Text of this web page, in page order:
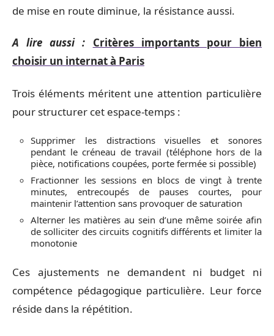
de mise en route diminue, la résistance aussi.
A lire aussi :
Critères importants pour bien
choisir un internat à Paris
Trois éléments méritent une attention particulière
pour structurer cet espace-temps :
Supprimer les distractions visuelles et sonores
pendant le créneau de travail (téléphone hors de la
pièce, notifications coupées, porte fermée si possible)
Fractionner les sessions en blocs de vingt à trente
minutes, entrecoupés de pauses courtes, pour
maintenir l’attention sans provoquer de saturation
Alterner les matières au sein d’une même soirée afin
de solliciter des circuits cognitifs différents et limiter la
monotonie
Ces ajustements ne demandent ni budget ni
compétence pédagogique particulière. Leur force
réside dans la répétition.